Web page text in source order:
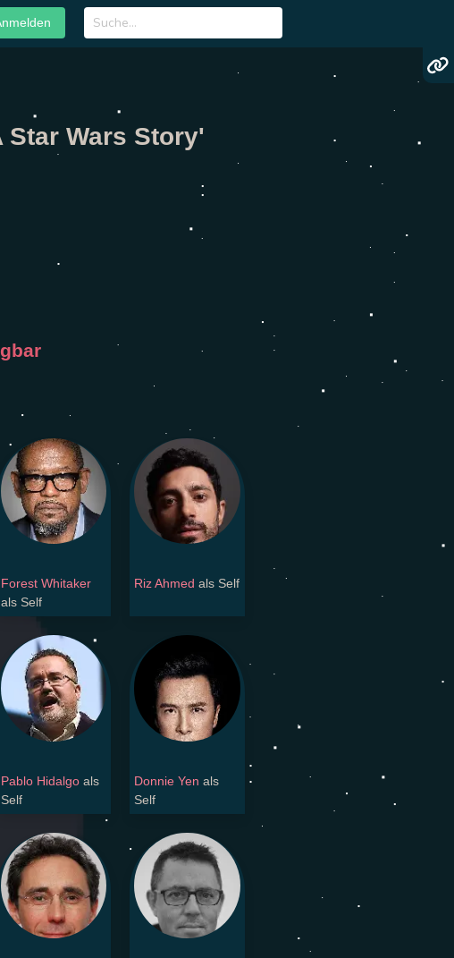
Star Wars Story'
Forest Whitaker
als Self
Riz Ahmed als Self
Pablo Hidalgoals
Self
Donnie Yen als
Self